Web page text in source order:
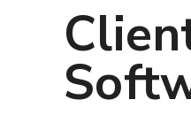
SFA –
EDI –